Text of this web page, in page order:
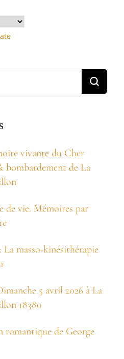
vivante du Cher
bombardement de La
de vie. Mémoires par
La masso-kinésithérapie
5 avril 2026 à La
18380
romantique de George